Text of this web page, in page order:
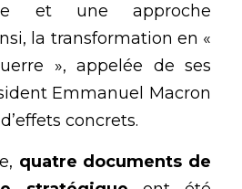
et une approche
la transformation en «
», appelée de ses
Emmanuel Macron
concrets.
quatre documents de